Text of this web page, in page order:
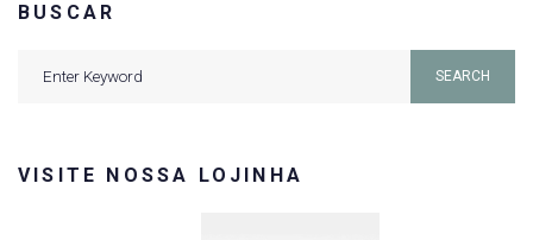
BUSCAR
SEARCH
VISITE NOSSA LOJINHA